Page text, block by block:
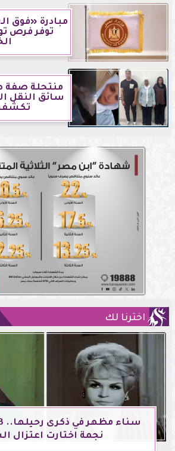
توفر فرص
منتحلة صفة
سائق النقل
تكشف
اخترنا لك
نجمة اختارت اعتزال